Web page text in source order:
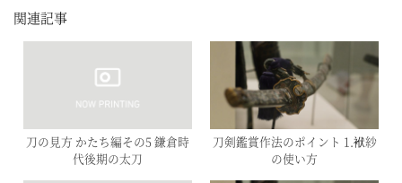
関連記事
刀の見方 かたち編その5 鎌倉時
代後期の太刀
刀剣鑑賞作法のポイント 1.袱紗
の使い方